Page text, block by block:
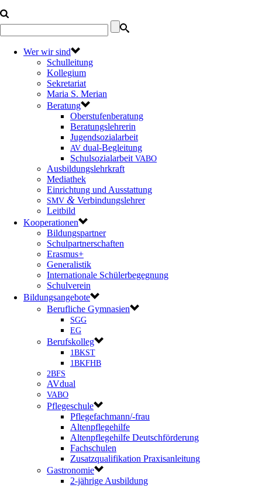
Wer wir sind
Schulleitung
Kollegium
Sekretariat
Maria S. Merian
Beratung
Oberstufenberatung
Beratungslehrerin
Jugendsozialarbeit
AV dual-Begleitung
Schulsozialarbeit VABO
Ausbildungslehrkraft
Mediathek
Einrichtung und Ausstattung
SMV & Verbindungslehrer
Leitbild
Kooperationen
Bildungspartner
Schulpartnerschaften
Erasmus+
Generalistik
Internationale Schülerbegegnung
Schulverein
Bildungsangebote
Berufliche Gymnasien
SGG
EG
Berufskolleg
1BKST
1BKFHB
2BFS
AVdual
VABO
Pflegeschule
Pflegefachmann/-frau
Altenpflegehilfe
Altenpflegehilfe Deutschförderung
Fachschulen
Zusatzqualifikation Praxisanleitung
Gastronomie
2-jährige Ausbildung